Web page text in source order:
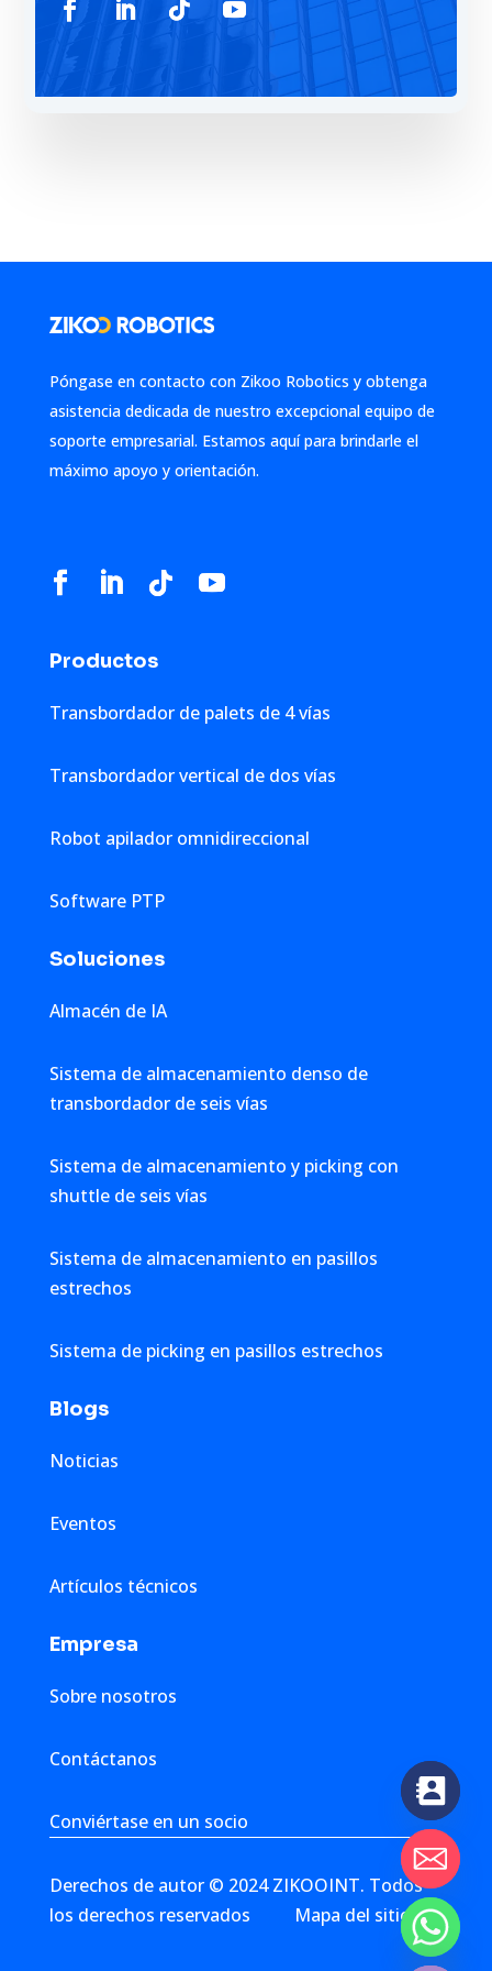
Póngase en contacto con Zikoo Robotics y obtenga
asistencia dedicada de nuestro excepcional equipo de
soporte empresarial. Estamos aquí para brindarle el
máximo apoyo y orientación.
Productos
Transbordador de palets de 4 vías
Transbordador vertical de dos vías
Robot apilador omnidireccional
Software PTP
Soluciones
Almacén de IA
Sistema de almacenamiento denso de
transbordador de seis vías
Sistema de almacenamiento y picking con
shuttle de seis vías
Sistema de almacenamiento en pasillos
estrechos
Sistema de picking en pasillos estrechos
Blogs
Noticias
Eventos
Artículos técnicos
Empresa
Sobre nosotros
Contáctanos
Conviértase en un socio
Derechos de autor © 2024 ZIKOOINT. Todos
los derechos reservados
Mapa del sitio
Hide
chaty